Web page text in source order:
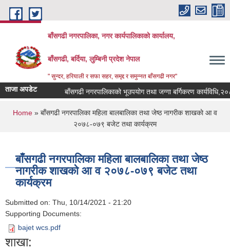
Skip to main content
बाँसगढी नगरपालिका, नगर कार्यपालिकाकाे कार्यालय,
बाँसगढी, बर्दिया, लुम्बिनी प्रदेश नेपाल
" सुन्दर, हरियाली र सफा सहर, समृद्द र समुन्नत बाँसगढी नगर"
ताजा अपडेट बाँसगढी नगरपालिकाको भूउपयोग तथा जग्गा बर्गिकरण कार्यविधि,२०८३
You are here
Home » बाँसगढी नगरपालिका महिला बालबालिका तथा जेष्ठ नागरीक शाखकाे आ‍ व
२०७८-०७९ बजेट तथा कार्यक्रम
बाँसगढी नगरपालिका महिला बालबालिका तथा जेष्ठ
नागरीक शाखकाे आ‍ व २०७८-०७९ बजेट तथा
कार्यक्रम
Submitted on: Thu, 10/14/2021 - 21:20
Supporting Documents:
bajet wcs.pdf
शाखा: